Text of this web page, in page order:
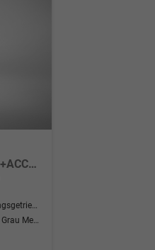
Selection 2.0 TDI DSG 4x4 AHK+Navi+ACC+Kamera+Sitzheiz+eHeck+Chrom+Lodge+GV5
Doppelkupplungsgetriebe (DSG)
[5X5X] Graphit Grau Metallic